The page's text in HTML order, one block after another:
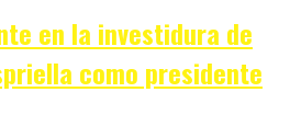
en la investidura de
como presidente